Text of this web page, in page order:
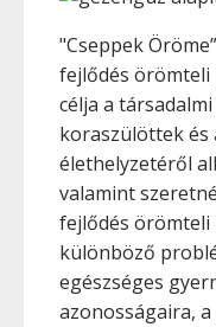
"Cseppek
fejlődés örömteli
célja a
koraszülöttek és
élethelyzetéről
valamint
fejlődés örömteli
különböző
egészséges
azonosságaira,